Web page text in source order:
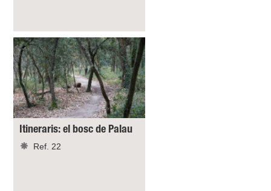
Itineraris: el bosc de Palau
Ref. 22